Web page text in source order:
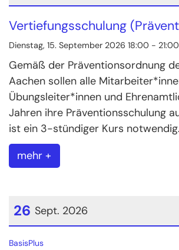
Datum: 15. September 2026
Vertiefungsschulung
Dienstag, 15. September 2026 18:00 - 21:00
Gemäß der Präventionsordnung
Aachen sollen alle
Übungsleiter*innen und
Jahren ihre Präventionsschulung
ist ein 3-stündiger Kurs notwendig.
mehr +
26 Sept. 2026
Datum: 26. September 2026
BasisPlus: